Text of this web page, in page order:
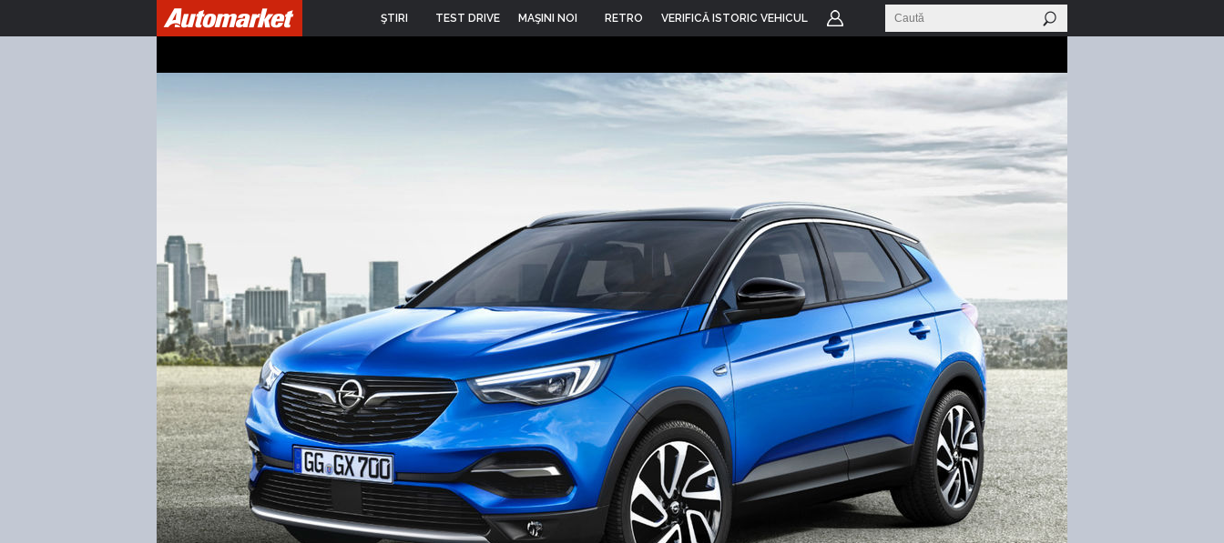
ŞTIRI TEST DRIVE MAŞINI NOI RETRO VERIFICĂ ISTORIC VEHICUL